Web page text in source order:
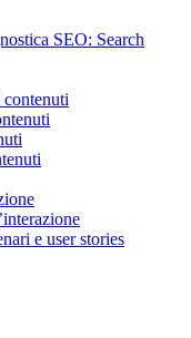
SEO: Search
e user stories